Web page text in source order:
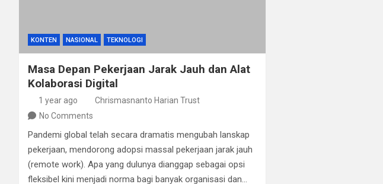
KONTEN NASIONAL TEKNOLOGI
Masa Depan Pekerjaan Jarak Jauh dan Alat
Kolaborasi Digital
1 year ago
Chrismasnanto Harian Trust
No Comments
Pandemi global telah secara dramatis mengubah lanskap
pekerjaan, mendorong adopsi massal pekerjaan jarak jauh
(remote work). Apa yang dulunya dianggap sebagai opsi
fleksibel kini menjadi norma bagi banyak organisasi dan…